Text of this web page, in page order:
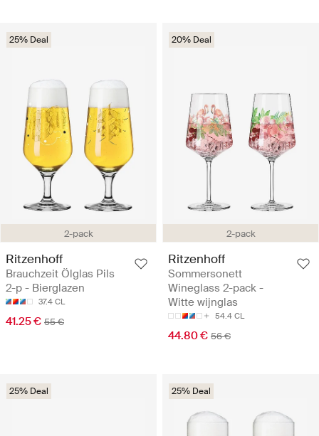
2-pack
25% Deal
Ritzenhoff
Brauchzeit Ölglas Pils
2-p - Bierglazen
37.4 CL
41.25 € 55 €
2-pack
20% Deal
Ritzenhoff
Sommersonett
Wineglass 2-pack -
Witte wijnglas
54.4 CL
44.80 € 56 €
25% Deal 25% Deal